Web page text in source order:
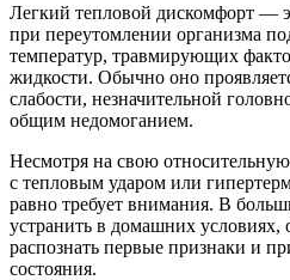
Легкий тепловой дискомфорт —
при переутомлении организма
температур, травмирующих
жидкости. Обычно оно
слабости, незначительной
общим недомоганием.
Несмотря на свою
с тепловым ударом или
равно требует внимания. В
устранить в домашних условиях,
распознать первые признаки и
состояния.